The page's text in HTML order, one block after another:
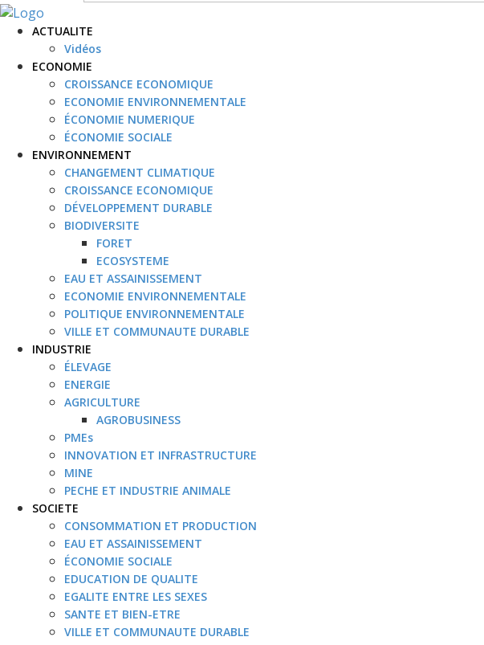
ACTUALITE
Vidéos
ECONOMIE
CROISSANCE ECONOMIQUE
ECONOMIE ENVIRONNEMENTALE
ÉCONOMIE NUMERIQUE
ÉCONOMIE SOCIALE
ENVIRONNEMENT
CHANGEMENT CLIMATIQUE
CROISSANCE ECONOMIQUE
DÉVELOPPEMENT DURABLE
BIODIVERSITE
FORET
ECOSYSTEME
EAU ET ASSAINISSEMENT
ECONOMIE ENVIRONNEMENTALE
POLITIQUE ENVIRONNEMENTALE
VILLE ET COMMUNAUTE DURABLE
INDUSTRIE
ÉLEVAGE
ENERGIE
AGRICULTURE
AGROBUSINESS
PMEs
INNOVATION ET INFRASTRUCTURE
MINE
PECHE ET INDUSTRIE ANIMALE
SOCIETE
CONSOMMATION ET PRODUCTION
EAU ET ASSAINISSEMENT
ÉCONOMIE SOCIALE
EDUCATION DE QUALITE
EGALITE ENTRE LES SEXES
SANTE ET BIEN-ETRE
VILLE ET COMMUNAUTE DURABLE